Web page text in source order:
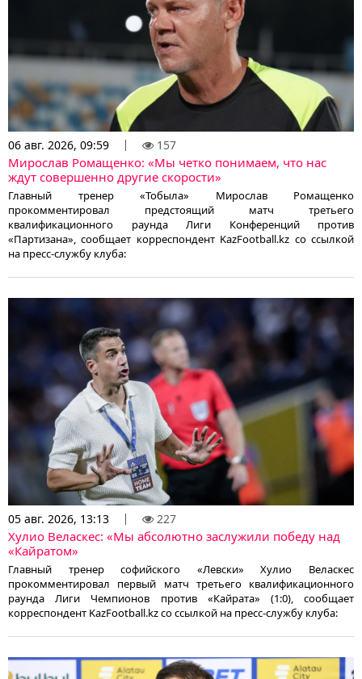
06 авг. 2026, 09:59 157
Мирослав Ромащенко: «Мы четко понимаем, что нас
ждут совершенно другие скорости»
Главный тренер «Тобыла» Мирослав Ромащенко
прокомментировал предстоящий матч третьего
квалификационного раунда Лиги Конференций против
«Партизана», сообщает корреспондент KazFootball.kz со ссылкой
на пресс-службу клуба:
05 авг. 2026, 13:13 227
Хулио Веласкес: «Мы абсолютно заслужили победу над
«Кайратом»
Главный тренер софийского «Левски» Хулио Веласкес
прокомментировал первый матч третьего квалификационного
раунда Лиги Чемпионов против «Кайрата» (1:0), сообщает
корреспондент KazFootball.kz со ссылкой на пресс-службу клуба: